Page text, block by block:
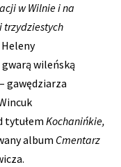
w Wilnie i na
trzydziestych
wileńską
gawędziarza
tytułemKochanińkie,
album Cmentarz